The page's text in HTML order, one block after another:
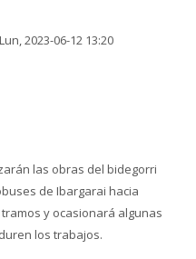
2023-06-12 13:20
las obras del bidegorri
de Ibargarai hacia
y ocasionará algunas
los trabajos.